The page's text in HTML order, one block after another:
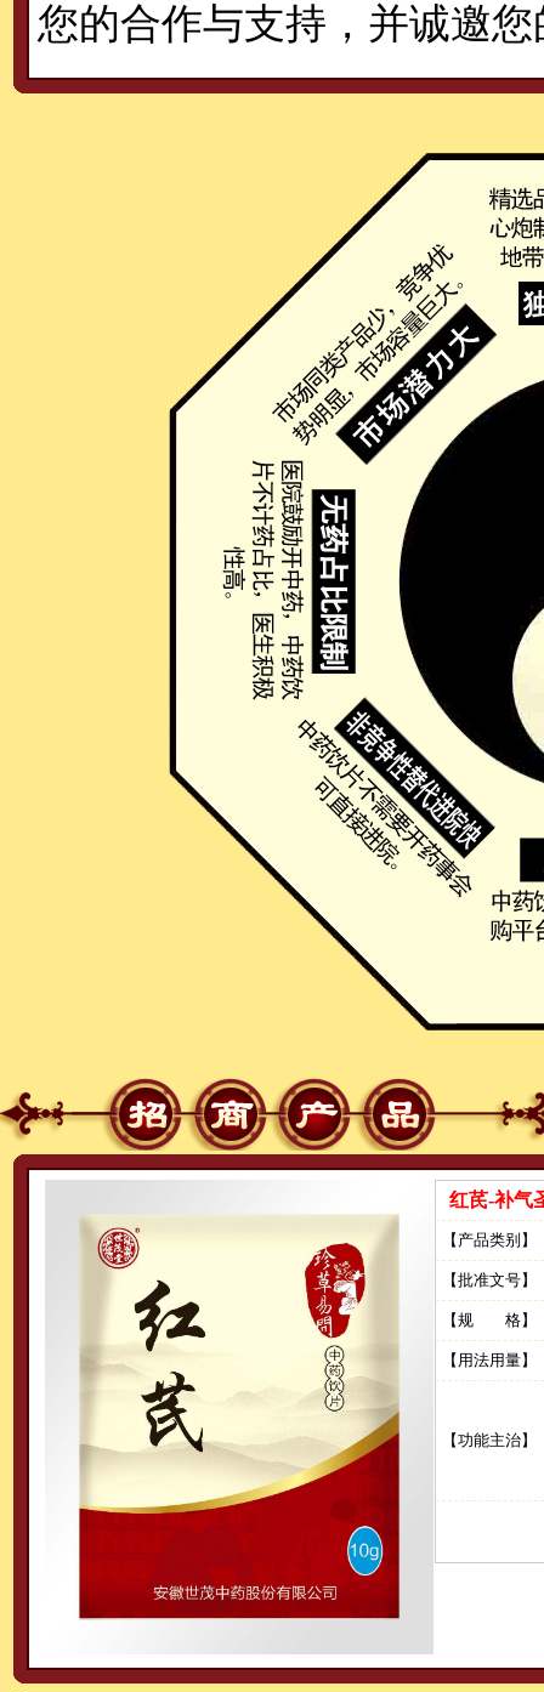
您的合作与支持，并诚邀
红芪-补气
【产品类别】
【批准文号】
【规 格】
【用法用量】
【功能主治】